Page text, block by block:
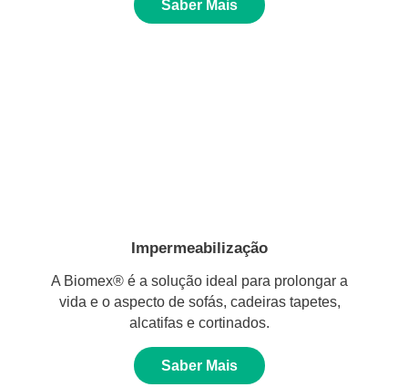
Saber Mais
Impermeabilização
A Biomex® é a solução ideal para prolongar a
vida e o aspecto de sofás, cadeiras tapetes,
alcatifas e cortinados.
Saber Mais